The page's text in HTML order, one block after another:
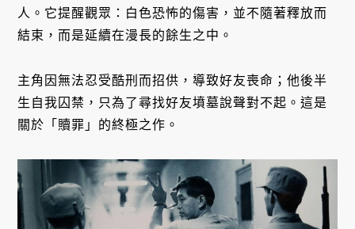
人。它提醒觀眾：白色恐怖的傷害，並不隨著釋放而
結束，而是延續在漫長的餘生之中。
主角因無法忍受酷刑而招供，導致好友喪命；他後半
生自我囚禁，只為了尋找好友墳墓說聲對不起。這是
關於「贖罪」的終極之作。